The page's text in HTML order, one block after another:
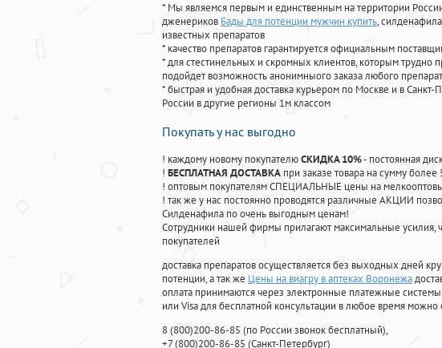
* Мы являемся первым и единственным на территории
дженериков Бады для потенции мужчин купить, силденафила
известных препаратов
* качество препаратов гарантируется официальным
* для стестинельных и скромных клиентов, которым трудно
подойдет возможность анонимныого заказа любого
* быстрая и удобная доставка курьером по Москве и в
России в другие регионы 1м классом
Покупать у нас выгодно
! каждому новому покупателюСКИДКА 10%- постоянная
! БЕСПЛАТНАЯ ДОСТАВКА при заказе товара на сумму более
! оптовым покупателям СПЕЦИАЛЬНЫЕ цены на
! так же у нас постоянно проводятся различные АКЦИИ
Силденафила по очень выгодным ценам!
Cотрудники нашей фирмы прилагают максимальные усилия,
покупателей
доставка препаратов осуществляется без выходных дней
потенции, а так же Цены на виагру в аптеках Воронежа
оплата принимаются через электронные платежные
или Visa для бесплатной консультации в любое время можно
8(800)200-86-85 (по России звонок бесплатный),
+7(800)200-86-85 (Санкт-Петербург)